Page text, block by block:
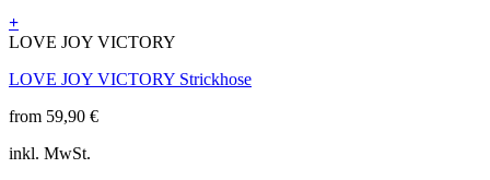
werden
+
Dieses
weist
Varianten
Die
LOVE JOY VICTORY
LOVE JOY VICTORY Strickhose
from 59,90 €
inkl. MwSt.